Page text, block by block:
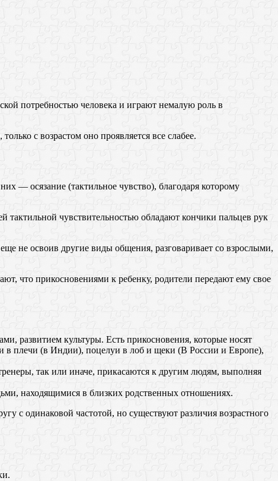
потребностью человека и играют немалую роль в
с возрастом оно проявляется все слабее.
— осязание (тактильное чувство), благодаря которому
чувствительностью обладают кончики пальцев рук
не освоив другие виды общения, разговаривает со взрослыми,
что прикосновениями к ребенку, родители передают ему свое
развитием культуры. Есть прикосновения, которые носят
в плечи (в Индии), поцелуи в лоб и щеки (В России и Европе),
так или иначе, прикасаются к другим людям, выполняя
находящимися в близких родственных отношениях.
с одинаковой частотой, но существуют различия возрастного